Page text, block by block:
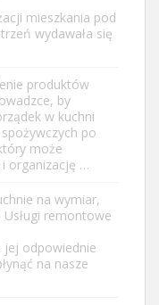
mieszkania pod
wydawała się
produktów
by
w kuchni
po
może
i organizację …
na wymiar,
remontowe
jej odpowiednie
na nasze